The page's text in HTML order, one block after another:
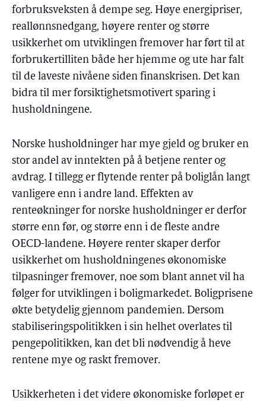
forbruksveksten å dempe seg. Høye energipriser,
reallønnsnedgang, høyere renter og større
usikkerhet om utviklingen fremover har ført til at
forbrukertilliten både her hjemme og ute har falt
til de laveste nivåene siden finanskrisen. Det kan
bidra til mer forsiktighetsmotivert sparing i
husholdningene.
Norske husholdninger har mye gjeld og bruker en
stor andel av inntekten på å betjene renter og
avdrag. I tillegg er flytende renter på boliglån langt
vanligere enn i andre land. Effekten av
renteøkninger for norske husholdninger er derfor
større enn før, og større enn i de fleste andre
OECD-landene. Høyere renter skaper derfor
usikkerhet om husholdningenes økonomiske
tilpasninger fremover, noe som blant annet vil ha
følger for utviklingen i boligmarkedet. Boligprisene
økte betydelig gjennom pandemien. Dersom
stabiliseringspolitikken i sin helhet overlates til
pengepolitikken, kan det bli nødvendig å heve
rentene mye og raskt fremover.
Usikkerheten i det videre økonomiske forløpet er